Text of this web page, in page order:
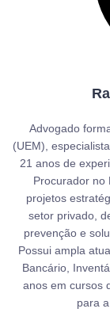
Advogado
(UEM),
21 anos de
Procurador no
projetos
setor privado,
prevenção e
Possui ampla
Bancário,
anos em cursos
para